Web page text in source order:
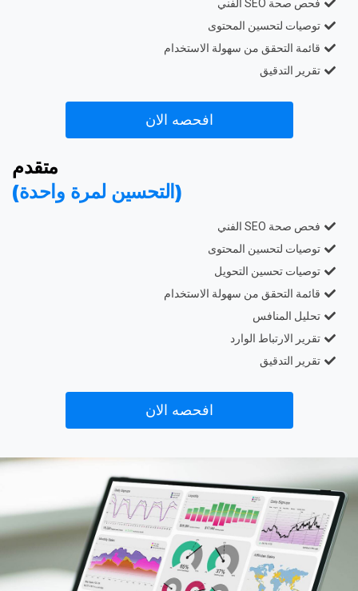
فحص صحة SEO الفني
توصيات لتحسين المحتوى
قائمة التحقق من سهولة الاستخدام
تقرير التدقيق
افحصه الان
متقدم
(التحسين لمرة واحدة)
فحص صحة SEO الفني
توصيات لتحسين المحتوى
توصيات تحسين التحويل
قائمة التحقق من سهولة الاستخدام
تحليل المنافس
تقرير الارتباط الوارد
تقرير التدقيق
افحصه الان